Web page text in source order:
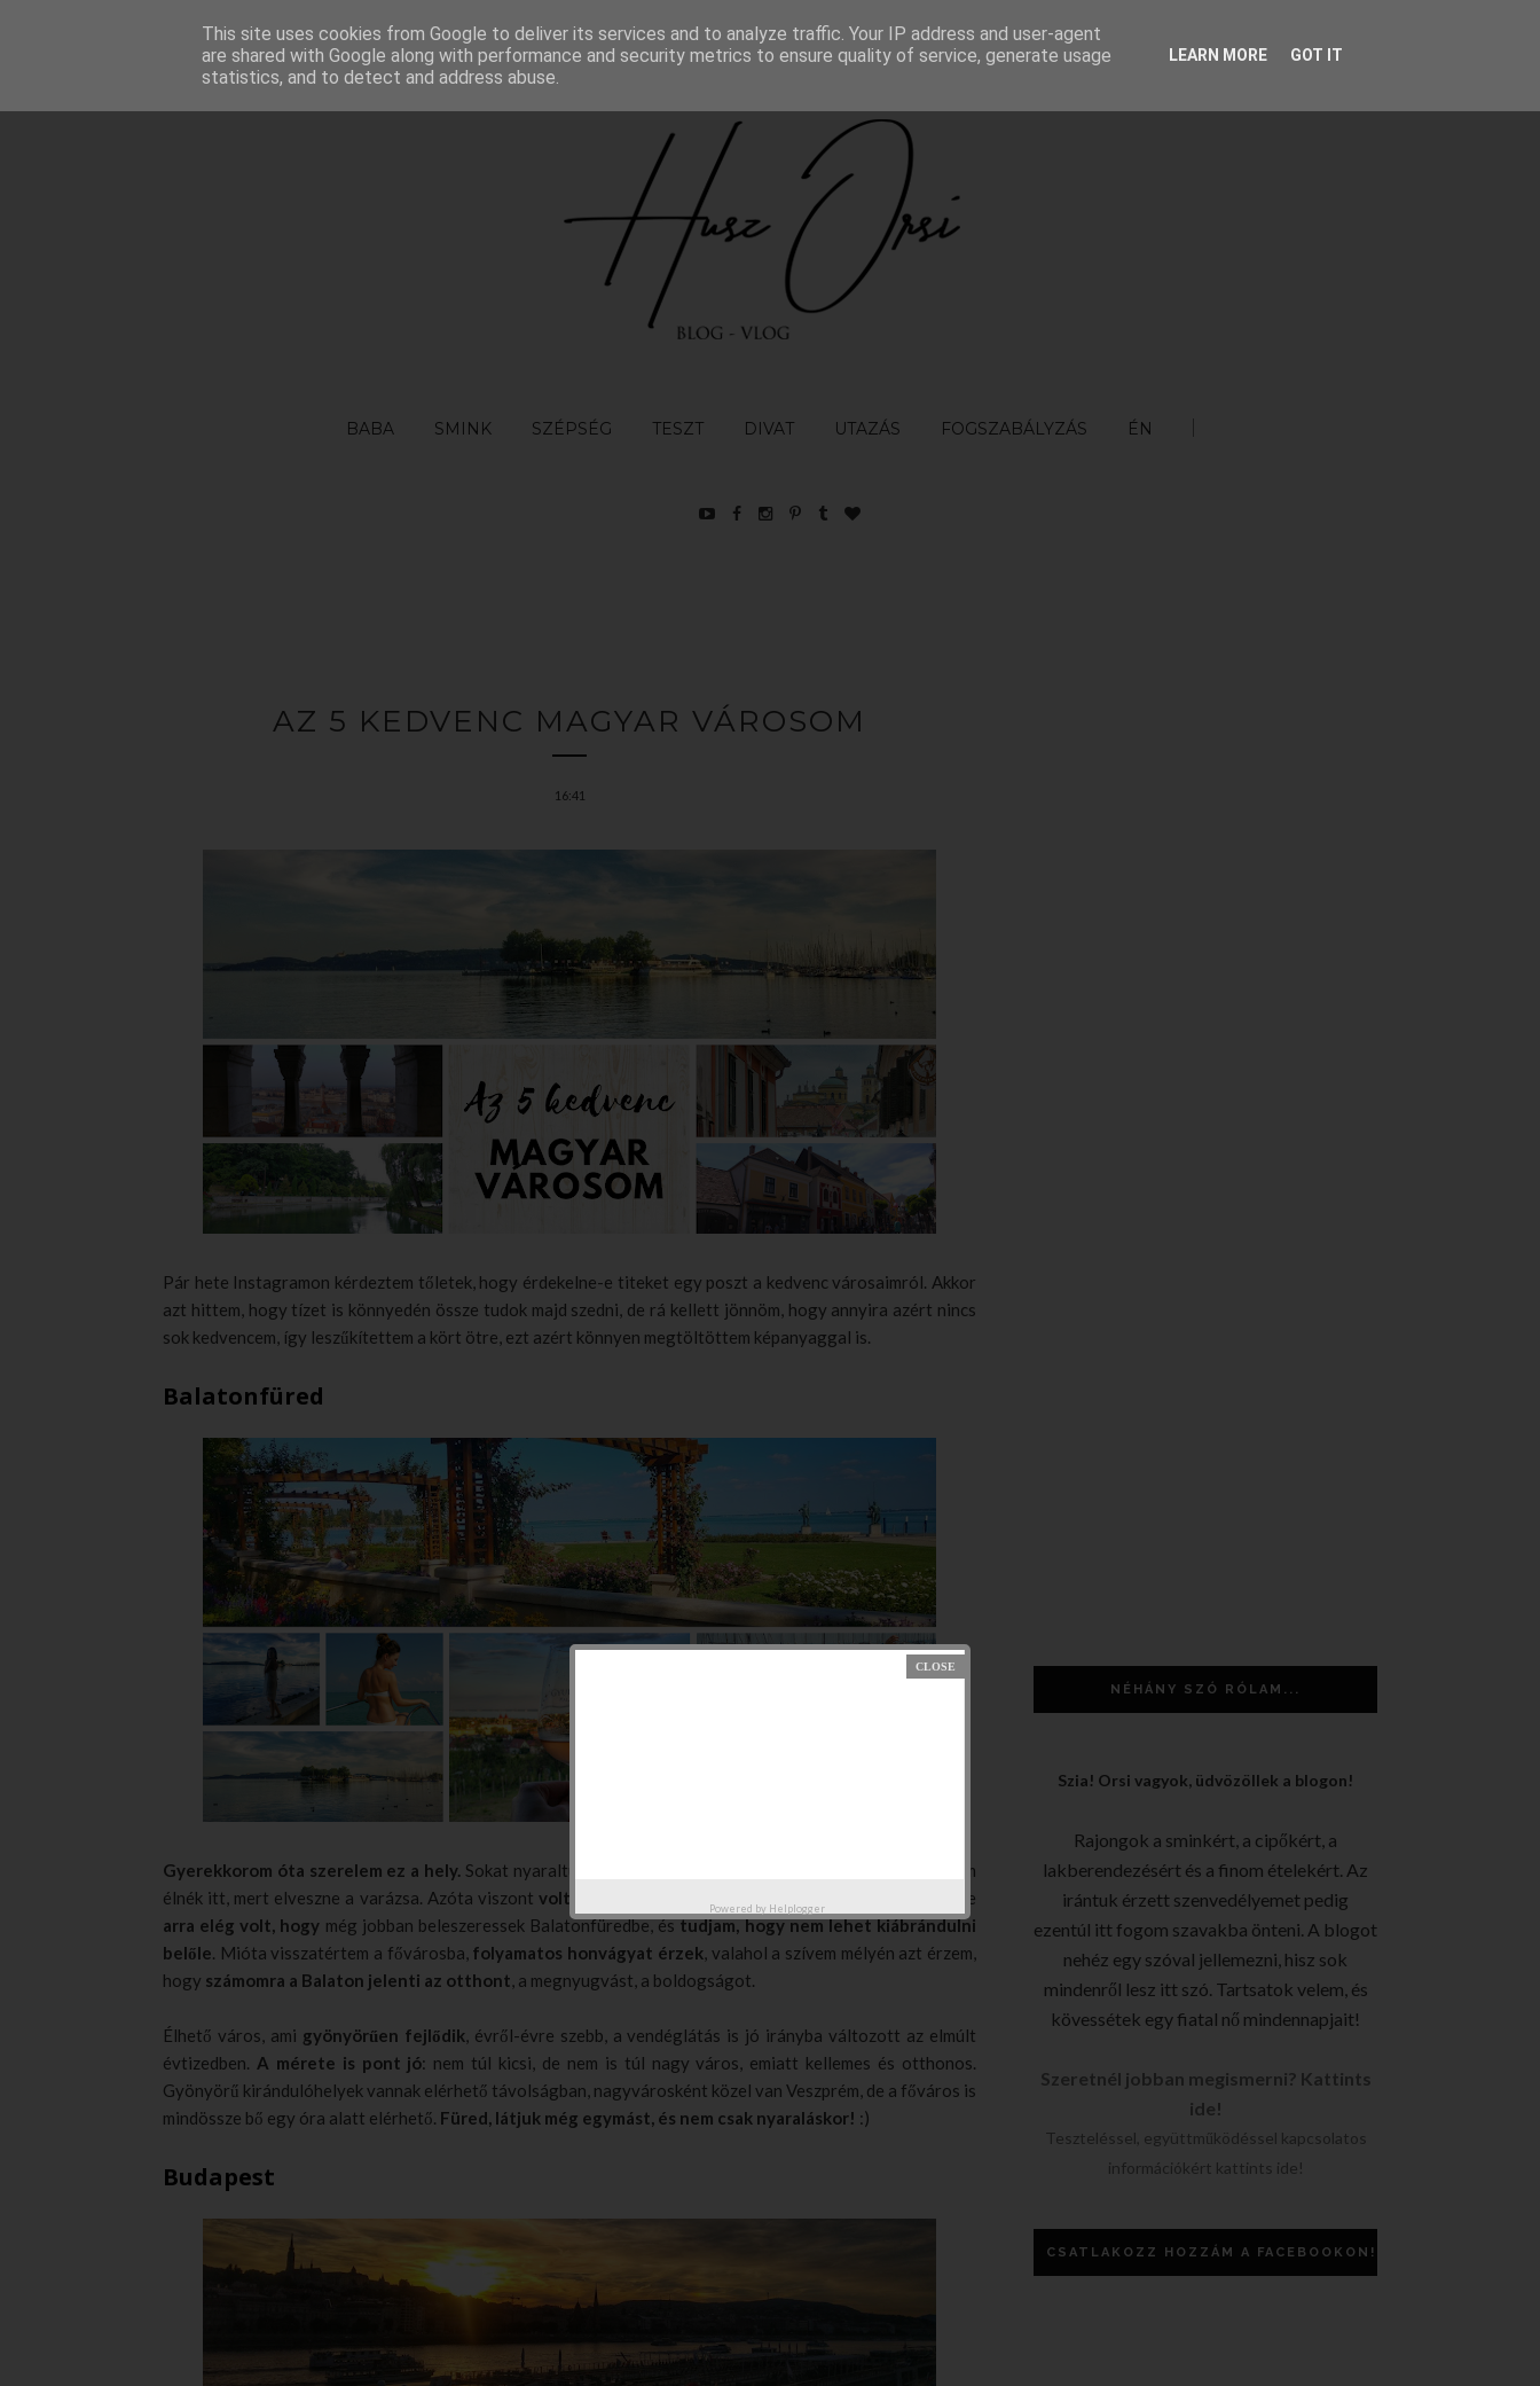
Powered by Helplogger
FŐOLDAL RÓLAM FELHASZNÁLÁSI FELTÉTELEK KAPCSOLAT
BABA SMINK SZÉPSÉG TESZT DIVAT UTAZÁS FOGSZABÁLYZÁS ÉN
AZ 5 KEDVENC MAGYAR VÁROSOM
16:41
Pár hete Instagramon kérdeztem tőletek, hogy érdekelne-e titeket egy poszt a kedvenc városaimról. Akkor
azt hittem, hogy tízet is könnyedén össze tudok majd szedni, de rá kellett jönnöm, hogy annyira azért nincs
sok kedvencem, így leszűkítettem a kört ötre, ezt azért könnyen megtöltöttem képanyaggal is.
Balatonfüred
Gyerekkorom óta szerelem ez a hely. Sokat nyaraltunk itt a családdal, és akkor még azt vallottam, sosem
élnék itt, mert elveszne a varázsa. Azóta viszont volt lehetőségem itt lakni
, igaz nem túl hosszú ideig, de
arra elég volt, hogy még jobban beleszeressek Balatonfüredbe, éstudjam, hogy nem lehet kiábrándulni
belőle. Mióta visszatértem a fővárosba, folyamatos honvágyat érzek, valahol a szívem mélyén azt érzem,
hogy számomra a Balaton jelenti az otthont, a megnyugvást, a boldogságot.
Élhető város, ami gyönyörűen fejlődik, évről-évre szebb, a vendéglátás is jó irányba változott az elmúlt
évtizedben. A mérete is pont jó: nem túl kicsi, de nem is túl nagy város, emiatt kellemes és otthonos.
Gyönyörű kirándulóhelyek vannak elérhető távolságban, nagyvárosként közel van Veszprém, de a főváros is
mindössze bő egy óra alatt elérhető. Füred, látjuk még egymást, és nem csak nyaraláskor! :)
Budapest
NÉHÁNY SZÓ RÓLAM...
Szia! Orsi vagyok, üdvözöllek a blogon!
Rajongok a sminkért, a cipőkért, a
lakberendezésért és a finom ételekért. Az
irántuk érzett szenvedélyemet pedig
ezentúl itt fogom szavakba önteni. A blogot
nehéz egy szóval jellemezni, hisz sok
mindenről lesz itt szó. Tartsatok velem, és
kövessétek egy fiatal nő mindennapjait!
Szeretnél jobban megismerni? Kattints
ide!
Teszteléssel, együttműködéssel kapcsolatos
információkért kattints ide!
CSATLAKOZZ HOZZÁM A FACEBOOKON!
This site uses cookies from Google to deliver its services and to analyze traffic. Your IP address and user-agent
are shared with Google along with performance and security metrics to ensure quality of service, generate usage
statistics, and to detect and address abuse.
LEARN MORE GOT IT